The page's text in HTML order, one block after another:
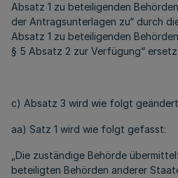
Absatz 1 zu beteiligenden
der Antragsunterlagen zu“ durch
Absatz 1 zu beteiligenden
§ 5 Absatz 2 zur Verfügung“
c) Absatz 3 wird wie folgt
aa) Satz 1 wird wie folgt gefasst:
„Die zuständige Behörde
beteiligten Behörden anderer